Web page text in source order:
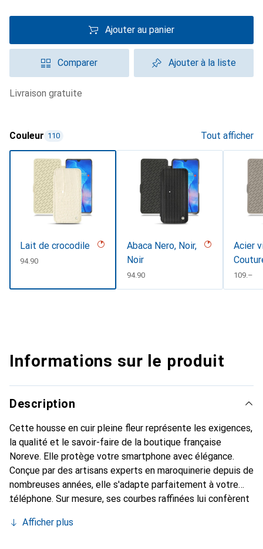
Ajouter au panier
Comparer Ajouter à la liste
livraison gratuite
Couleur 110 Tout afficher
Lait de crocodile
CHF
94.90
Abaca Nero, Noir,
Noir
CHF
94.90
Acier
CHF
109.–
Informations sur le produit
Description
Cette housse en cuir pleine fleur représente les exigences,
la qualité et le savoir-faire de la boutique française
Noreve. Elle protège votre smartphone avec élégance.
Conçue par des artisans experts en maroquinerie depuis de
nombreuses années, elle s'adapte parfaitement à votre
téléphone. Sur mesure, ses courbes raffinées lui confèrent
et indispensable de votre smartphone. Reconnaître
Afficher plus